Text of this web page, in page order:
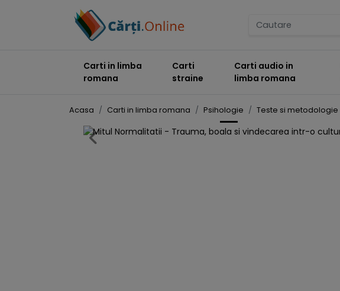
Carti in limba
romana
Carti
straine
Carti audio in
limba romana
Acasa Carti in limba romana Psihologie Teste si metodologie
Previous